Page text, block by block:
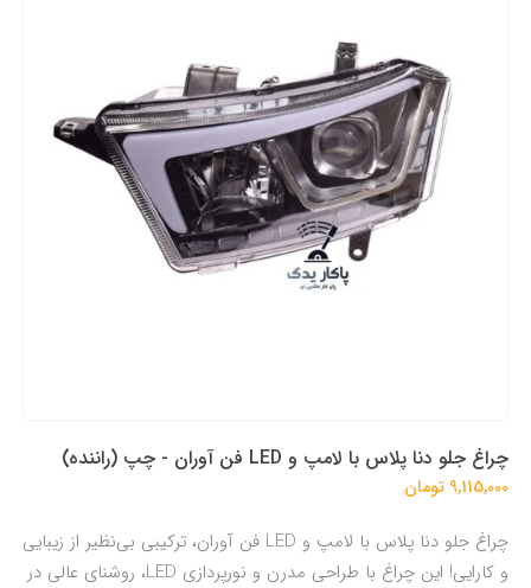
چراغ جلو دنا پلاس با لامپ و LED فن آوران - چپ (راننده)
9,115,000 تومان
چراغ جلو دنا پلاس با لامپ و LED فن آوران، ترکیبی بی‌نظیر از زیبایی
و کارایی! این چراغ با طراحی مدرن و نورپردازی LED، روشنای عالی در